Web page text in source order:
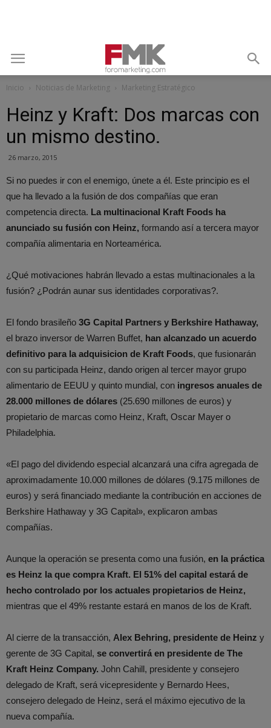
Inicio Noticias de Marketing Marketing Estratégico
Heinz y Kraft: Dos marcas con
un mismo destino.
26 marzo, 2015
Si no puedes ir con el enemigo, únete a él. Este principio es el
que ha llevado a la fusión de dos compañías que eran
competencia directa. La multinacional Kraft Foods ha
anunciado su fusión con Heinz, formando así a tercera mayor
compañía alimentaria en Norteamérica.
¿Qué motivaciones habrán llevado a estas multinacionales a la
fusión? ¿Podrán aunar sus identidades corporativas?.
El fondo brasileño 3G Capital Partners y Berkshire Hathaway,
el brazo inversor de Warren Buffet, han alcanzado un acuerdo
definitivo para la adquisicion de Kraft Foods, que fusionarán
con su participada Heinz, dando origen al tercer mayor grupo
alimentario de EEUU y quinto mundial, con ingresos anuales de
28.000 millones de dólares (25.690 millones de euros) y
propietario de marcas como Heinz, Kraft, Oscar Mayer o
Philadelphia.
«El pago del dividendo especial alcanzará una cifra agregada de
aproximadamente 10.000 millones de dólares (9.175 millones de
euros) y será financiado mediante la contribución en acciones de
Berkshire Hathaway y 3G Capital», explicaron ambas
compañías.
Aunque la operación se presenta como una fusión, en la práctica
es Heinz la que compra Kraft. El 51% del capital estará de
hecho controlado por los actuales propietarios de Heinz,
mientras que el 49% restante estará en manos de los de Kraft.
Al cierre de la transacción, Alex Behring, presidente de Heinz y
gerente de 3G Capital, se convertirá en presidente de The
Kraft Heinz Company. John Cahill, presidente y consejero
delegado de Kraft, será vicepresidente y Bernardo Hees,
consejero delegado de Heinz, será el máximo ejecutivo de la
nueva compañía.